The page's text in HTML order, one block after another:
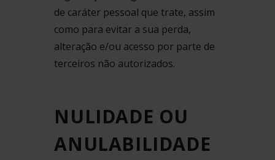
de caráter pessoal que trate, assim
como para evitar a sua perda,
alteração e/ou acesso por parte de
terceiros não autorizados.
NULIDADE OU
ANULABILIDADE